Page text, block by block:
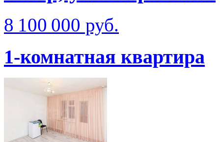
8 100 000 руб.
1-комнатная квартира